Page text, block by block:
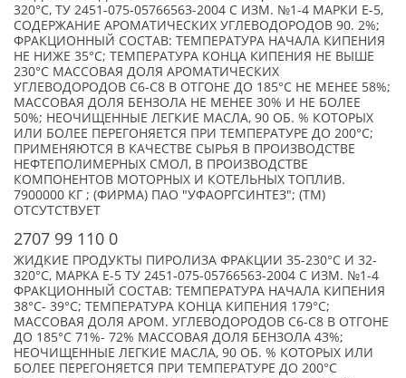
320°C, ТУ 2451-075-05766563-2004 С ИЗМ. №1-4 МАРКИ Е-5,
СОДЕРЖАНИЕ АРОМАТИЧЕСКИХ УГЛЕВОДОРОДОВ 90. 2%;
ФРАКЦИОННЫЙ СОСТАВ: ТЕМПЕРАТУРА НАЧАЛА КИПЕНИЯ
НЕ НИЖЕ 35°C; ТЕМПЕРАТУРА КОНЦА КИПЕНИЯ НЕ ВЫШЕ
230°C МАССОВАЯ ДОЛЯ АРОМАТИЧЕСКИХ
УГЛЕВОДОРОДОВ С6-С8 В ОТГОНЕ ДО 185°C НЕ МЕНЕЕ 58%;
МАССОВАЯ ДОЛЯ БЕНЗОЛА НЕ МЕНЕЕ 30% И НЕ БОЛЕЕ
50%; НЕОЧИЩЕННЫЕ ЛЕГКИЕ МАСЛА, 90 ОБ. % КОТОРЫХ
ИЛИ БОЛЕЕ ПЕРЕГОНЯЕТСЯ ПРИ ТЕМПЕРАТУРЕ ДО 200°С;
ПРИМЕНЯЮТСЯ В КАЧЕСТВЕ СЫРЬЯ В ПРОИЗВОДСТВЕ
НЕФТЕПОЛИМЕРНЫХ СМОЛ, В ПРОИЗВОДСТВЕ
КОМПОНЕНТОВ МОТОРНЫХ И КОТЕЛЬНЫХ ТОПЛИВ.
7900000 КГ ; (ФИРМА) ПАО "УФАОРГСИНТЕЗ"; (TM)
ОТСУТСТВУЕТ
2707 99 110 0
ЖИДКИЕ ПРОДУКТЫ ПИРОЛИЗА ФРАКЦИИ 35-230°C И 32-
320°C, МАРКА Е-5 ТУ 2451-075-05766563-2004 С ИЗМ. №1-4
ФРАКЦИОННЫЙ СОСТАВ: ТЕМПЕРАТУРА НАЧАЛА КИПЕНИЯ
38°C- 39°C; ТЕМПЕРАТУРА КОНЦА КИПЕНИЯ 179°C;
МАССОВАЯ ДОЛЯ АРОМ. УГЛЕВОДОРОДОВ С6-С8 В ОТГОНЕ
ДО 185°C 71%- 72% МАССОВАЯ ДОЛЯ БЕНЗОЛА 43%;
НЕОЧИЩЕННЫЕ ЛЕГКИЕ МАСЛА, 90 ОБ. % КОТОРЫХ ИЛИ
БОЛЕЕ ПЕРЕГОНЯЕТСЯ ПРИ ТЕМПЕРАТУРЕ ДО 200°С